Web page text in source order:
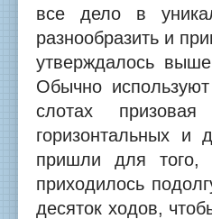
все дело в
разнообразить и
утверждалось
Обычно
слотах
горизонтальных и
пришли для того,
приходилось
десяток ходов,